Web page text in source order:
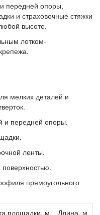
передней опоры,
и страховочные стяжки
высоте.
лотком-
мелких деталей и
и передней опоры.
ленты.
прямоугольного
площадки, м Длина, м